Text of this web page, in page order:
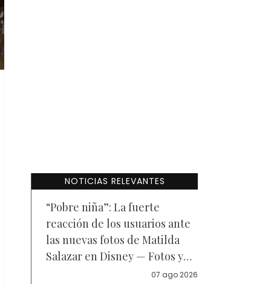
NOTICIAS RELEVANTES
“Pobre niña”: La fuerte
reacción de los usuarios ante
las nuevas fotos de Matilda
Salazar en Disney — Fotos y
07 ago 2026